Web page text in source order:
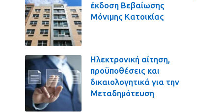
έκδοση Βεβαίωσης
Μόνιμης Κατοικίας
Ηλεκτρονική αίτηση,
προϋποθέσεις και
δικαιολογητικά για την
Μεταδημότευση